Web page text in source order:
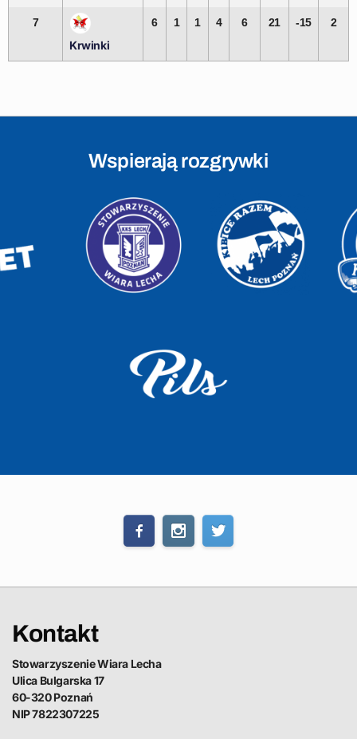
7
Krwinki
6 1 1 4 6 21 -15 2
Wspierają rozgrywki
Kontakt
Stowarzyszenie Wiara Lecha
Ulica Bulgarska 17
60-320 Poznań
NIP 7822307225